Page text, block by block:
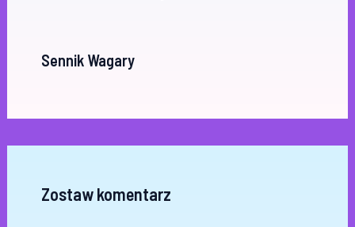
Sennik Wagary
Zostaw komentarz